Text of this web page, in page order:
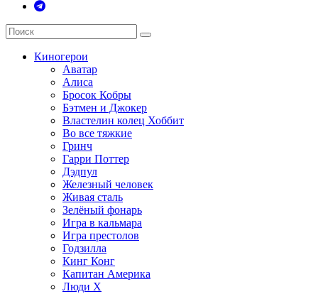
Киногерои
Аватар
Алиса
Бросок Кобры
Бэтмен и Джокер
Властелин колец Хоббит
Во все тяжкие
Гринч
Гарри Поттер
Дэдпул
Железный человек
Живая сталь
Зелёный фонарь
Игра в кальмара
Игра престолов
Годзилла
Кинг Конг
Капитан Америка
Люди X